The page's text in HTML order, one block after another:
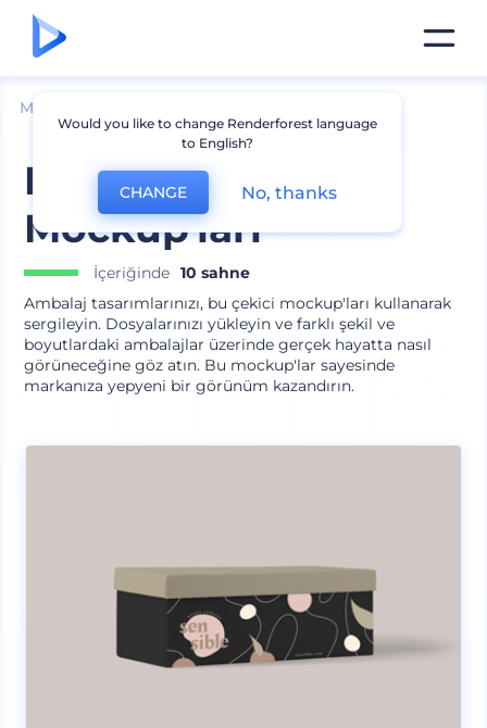
Mockuplar
Markalı Ambalaj
Mockup'ları
İçeriğinde 10 sahne
Ambalaj tasarımlarınızı, bu çekici mockup'ları kullanarak
sergileyin. Dosyalarınızı yükleyin ve farklı şekil ve
boyutlardaki ambalajlar üzerinde gerçek hayatta nasıl
görüneceğine göz atın. Bu mockup'lar sayesinde
markanıza yepyeni bir görünüm kazandırın.
Would you like to change Renderforest language
to English?
CHANGE No, thanks